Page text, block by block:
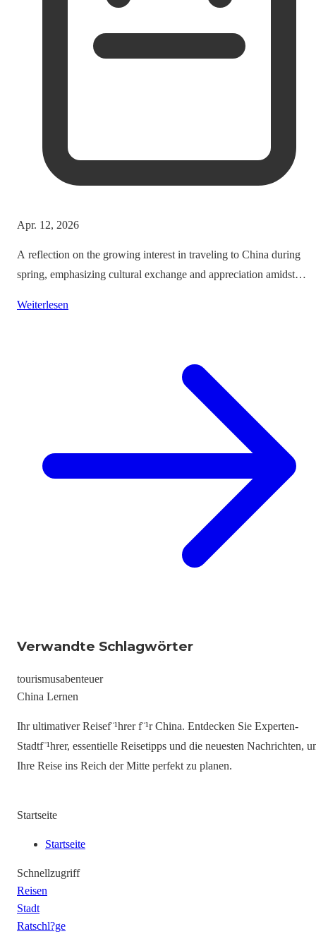
Apr. 12, 2026
A reflection on the growing interest in traveling to China during
spring, emphasizing cultural exchange and appreciation amidst
Weiterlesen
Verwandte Schlagwörter
tourismusabenteuer
China Lernen
Ihr ultimativer Reisef¨¹hrer f¨¹r China. Entdecken Sie Experten-
Stadtf¨¹hrer, essentielle Reisetipps und die neuesten Nachrichten,
Ihre Reise ins Reich der Mitte perfekt zu planen.
Startseite
Startseite
Schnellzugriff
Reisen
Stadt
Ratschl?ge